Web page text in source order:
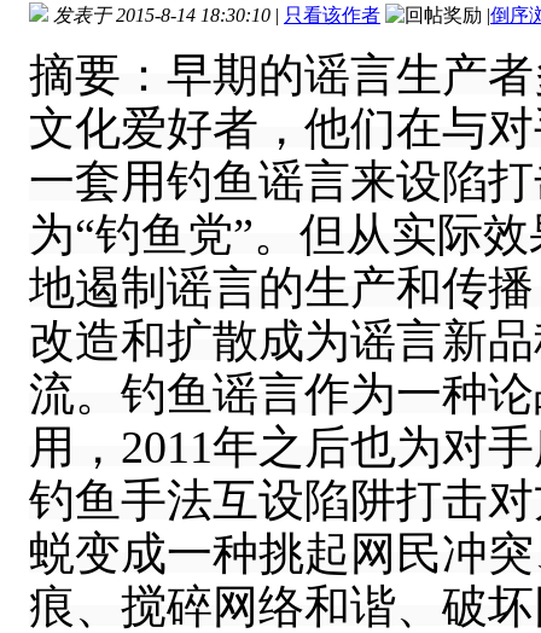
发表于 2015-8-14 18:30:10 | 只看该作者 |倒序
摘要：早期的谣言生产
文化爱好者，他们在与
一套用钓鱼谣言来设陷
为“钓鱼党”。但从实际
地遏制谣言的生产和传
改造和扩散成为谣言新
流。钓鱼谣言作为一种
用，2011年之后也为对
钓鱼手法互设陷阱打击
蜕变成一种挑起网民冲
痕、搅碎网络和谐、破